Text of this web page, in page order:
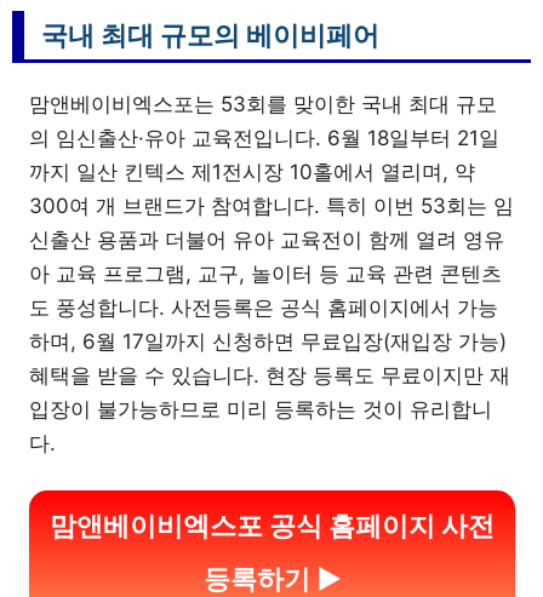
국내 최대 규모의 베이비페어
맘앤베이비엑스포는 53회를 맞이한 국내 최대 규모
의 임신출산·유아 교육전입니다. 6월 18일부터 21일
까지 일산 킨텍스 제1전시장 10홀에서 열리며, 약
300여 개 브랜드가 참여합니다. 특히 이번 53회는 임
신출산 용품과 더불어 유아 교육전이 함께 열려 영유
아 교육 프로그램, 교구, 놀이터 등 교육 관련 콘텐츠
도 풍성합니다. 사전등록은 공식 홈페이지에서 가능
하며, 6월 17일까지 신청하면 무료입장(재입장 가능)
혜택을 받을 수 있습니다. 현장 등록도 무료이지만 재
입장이 불가능하므로 미리 등록하는 것이 유리합니
다.
맘앤베이비엑스포 공식 홈페이지 사전
등록하기 ▶